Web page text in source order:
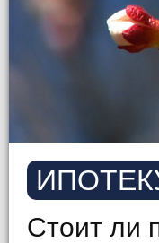
Стоит ли